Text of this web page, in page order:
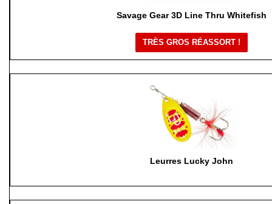
Savage Gear 3D Line Thru Whitefish
TRÈS GROS RÉASSORT !
Leurres Lucky John